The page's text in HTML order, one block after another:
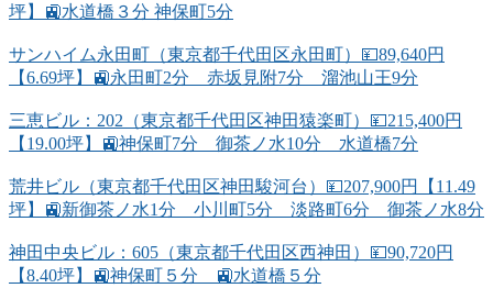
坪】🚉水道橋３分 神保町5分
サンハイム永田町（東京都千代田区永田町）💴89,640円
【6.69坪】🚉永田町2分 赤坂見附7分 溜池山王9分
三恵ビル：202（東京都千代田区神田猿楽町）💴215,400円
【19.00坪】🚉神保町7分 御茶ノ水10分 水道橋7分
荒井ビル（東京都千代田区神田駿河台）💴207,900円【11.49
坪】🚉新御茶ノ水1分 小川町5分 淡路町6分 御茶ノ水8分
神田中央ビル：605（東京都千代田区西神田）💴90,720円
【8.40坪】🚉神保町５分 🚉水道橋５分